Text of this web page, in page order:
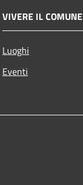
VIVERE IL COMUNE
Luoghi
Eventi